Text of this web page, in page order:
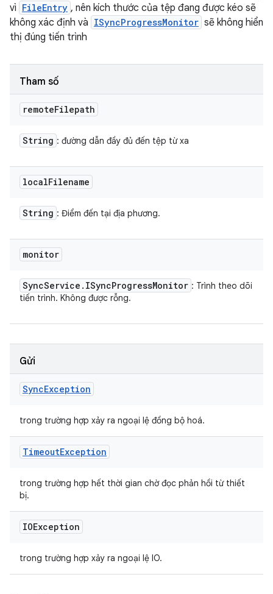
vì FileEntry , nên kích thước của tệp đang được kéo sẽ
không xác định và ISyncProgressMonitor sẽ không hiển
thị đúng tiến trình
Tham số
remoteFilepath
String : đường dẫn đầy đủ đến tệp từ xa
localFilename
String : Điểm đến tại địa phương.
monitor
SyncService . ISyncProgressMonitor : Trình theo dõi
tiến trình. Không được rỗng.
Gửi
SyncException
trong trường hợp xảy ra ngoại lệ đồng bộ hoá.
TimeoutException
trong trường hợp hết thời gian chờ đọc phản hồi từ thiết
bị.
IOException
trong trường hợp xảy ra ngoại lệ IO.